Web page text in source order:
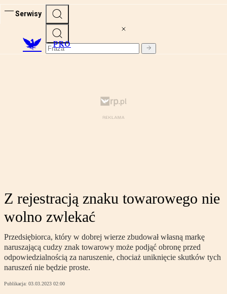
Serwisy
PRO
Z rejestracją znaku towarowego nie
wolno zwlekać
Przedsiębiorca, który w dobrej wierze zbudował własną markę
naruszającą cudzy znak towarowy może podjąć obronę przed
odpowiedzialnością za naruszenie, chociaż uniknięcie skutków tych
naruszeń nie będzie proste.
Publikacja: 03.03.2023 02:00